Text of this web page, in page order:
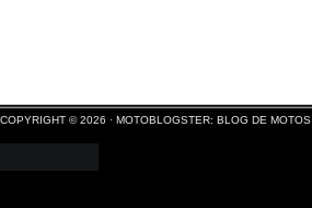
COPYRIGHT © 2026 · MOTOBLOGSTER: BLOG DE MOTOS